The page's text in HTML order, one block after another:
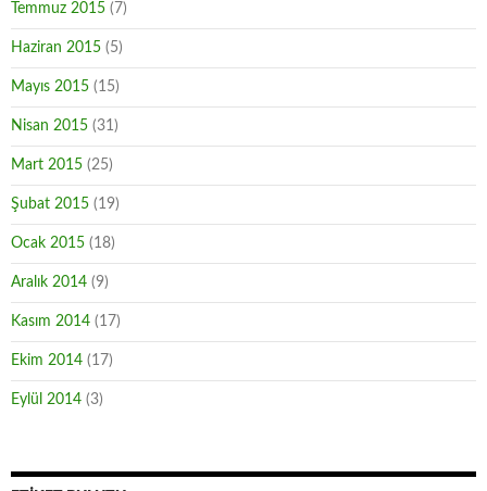
Temmuz 2015 (7)
Haziran 2015 (5)
Mayıs 2015 (15)
Nisan 2015 (31)
Mart 2015 (25)
Şubat 2015 (19)
Ocak 2015 (18)
Aralık 2014 (9)
Kasım 2014 (17)
Ekim 2014 (17)
Eylül 2014 (3)